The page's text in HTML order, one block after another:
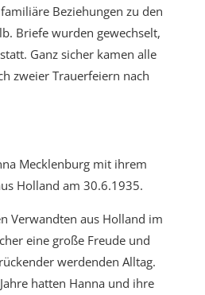
Beziehungen zu den
Briefe wurden gewechselt,
Ganz sicher kamen alle
zweier Trauerfeiern nach
Mecklenburg mit ihrem
Holland am 30.6.1935.
Verwandten aus Holland im
eine große Freude und
werdenden Alltag.
hatten Hanna und ihre